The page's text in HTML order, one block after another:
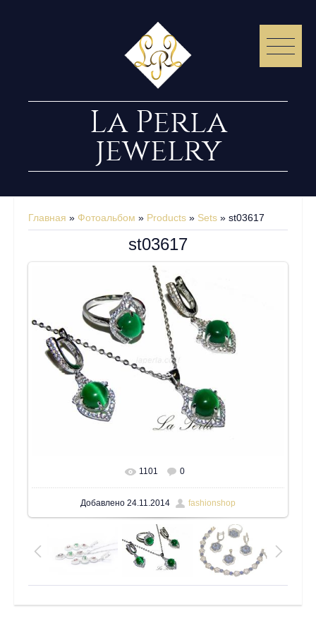
La Perla
jewelry
Главная » Фотоальбом » Products » Sets » st03617
st03617
В реальном размере 1600x1200
1101 0
Добавлено 24.11.2014 fashionshop